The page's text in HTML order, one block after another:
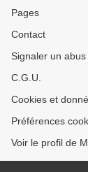
Pages
Contact
Signaler un abus
C.G.U.
Cookies et
Préférences
Voir le profil de